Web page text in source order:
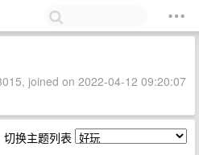
joined on 2022-04-12 09:20:07
切换主题列表